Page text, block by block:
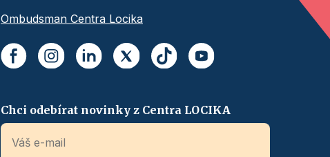
Ombudsman Centra Locika
Chci odebírat novinky z Centra LOCIKA